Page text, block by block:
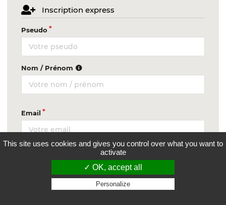
Inscription express
Pseudo
Nom / Prénom
Email
This site uses cookies and gives you control over what you want to
activate
✓ OK, accept all
Personalize